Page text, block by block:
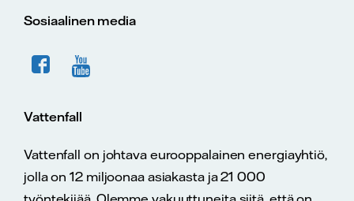
Sosiaalinen media
Vattenfall
Vattenfall on johtava eurooppalainen energiayhtiö,
jolla on 12 miljoonaa asiakasta ja 21 000